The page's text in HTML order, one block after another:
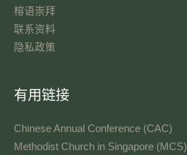
榕语崇拜
联系资料​
隐私政策
有用链接
Chinese Annual Conference (CAC)
Methodist Church in Singapore (MCS)